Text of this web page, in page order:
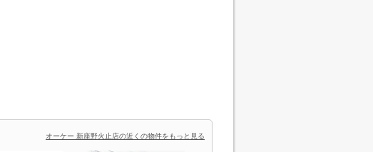
オーケー 新座野火止店の近くの物件をもっと見る